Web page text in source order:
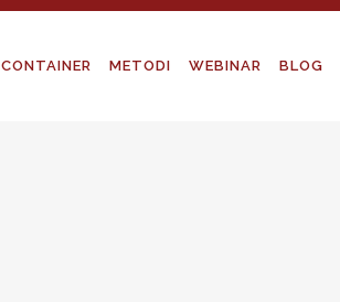
CONTAINER METODI WEBINAR BLOG